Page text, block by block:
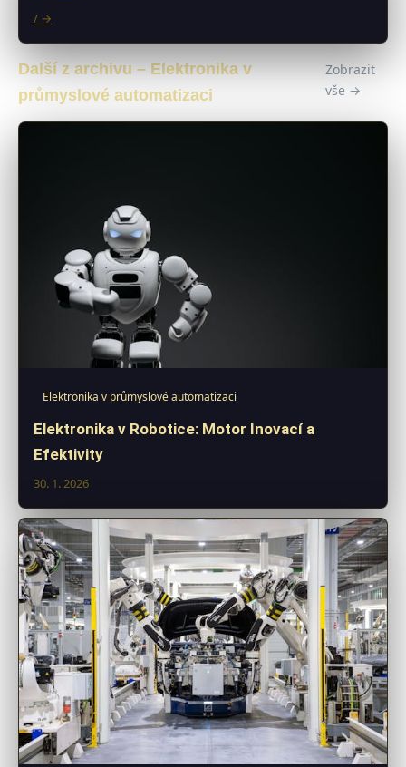
/ →
Další z archivu – Elektronika v
průmyslové automatizaci
Zobrazit
vše →
Elektronika v průmyslové automatizaci
Elektronika v Robotice: Motor Inovací a
Efektivity
30. 1. 2026